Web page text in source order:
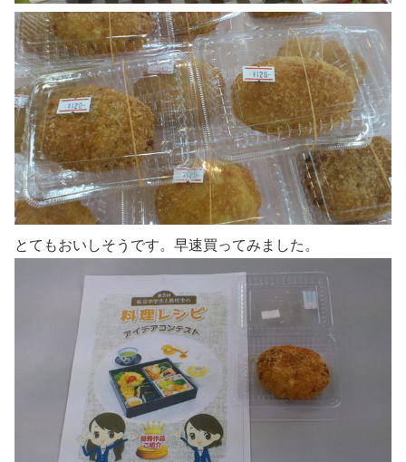
とてもおいしそうです。早速買ってみました。